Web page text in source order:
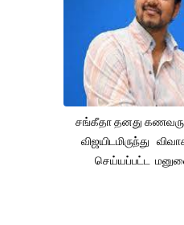
சங்கீதா தனது
விஜயிடமிருந்து
செய்யப்பட்ட